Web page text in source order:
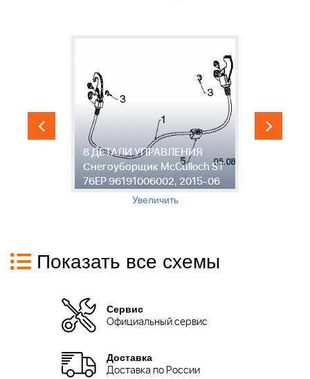
8 ДЕТАЛИ УПРАВЛЕНИЯ
Снегоуборщик McCulloch ST
76EP 96191006002, 2015-06
Увеличить
Показать все схемы
Сервис
Официальный сервис
Доставка
Доставка по России